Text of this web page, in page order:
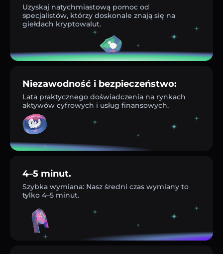
Uzyskaj natychmiastową pomoc od
specjalistów, którzy doskonale znają się na
giełdach kryptowalut.
Niezawodność i bezpieczeństwo:
Lata praktycznego doświadczenia na rynkach
aktywów cyfrowych i usług finansowych.
4–5 minut.
Szybka wymiana: Nasz średni czas wymiany to
tylko 4–5 minut.